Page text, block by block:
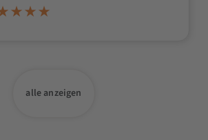
alle anzeigen